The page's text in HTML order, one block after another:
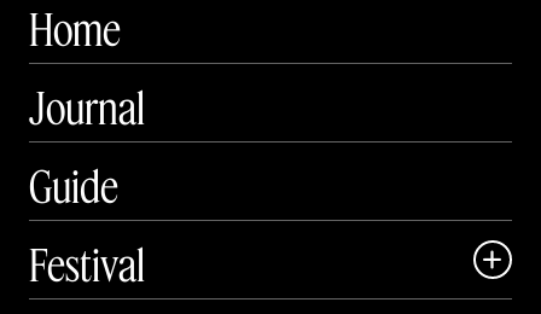
Home
Journal
Guide
Festival
